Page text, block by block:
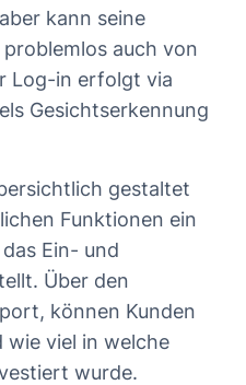
kann seine
auch von
Log-in erfolgt via
Gesichtserkennung
gestaltet
Funktionen ein
Ein- und
Über den
können Kunden
wie viel in welche
wurde.